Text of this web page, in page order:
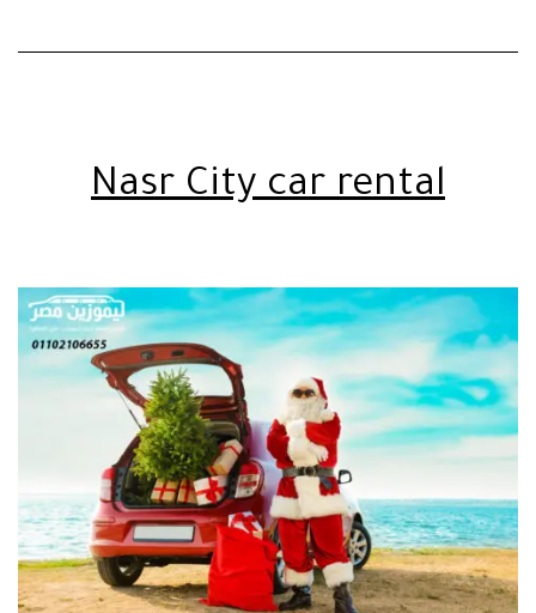
Nasr City car rental